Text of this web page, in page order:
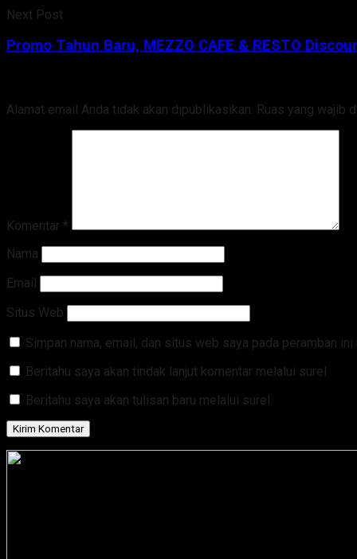
Next Post
Promo Tahun Baru, MEZZO CAFE & RESTO
Alamat email Anda tidak akan dipublikasikan. Ruas yang wajib
Komentar *
Nama
Email
Situs Web
Simpan nama, email, dan situs web saya pada peramban
Beritahu saya akan tindak lanjut komentar melalui surel.
Beritahu saya akan tulisan baru melalui surel.